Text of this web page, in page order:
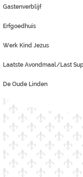
Gastenverblijf
Erfgoedhuis
Werk Kind Jezus
Laatste Avondmaal/Last
De Oude Linden